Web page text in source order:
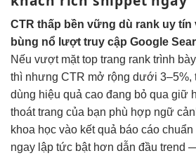
CTR thấp bền vững dù rank uy tín
bùng nổ lượt truy cập Google
Nếu vượt mặt top trang rank trình
thì nhưng CTR mở rộng dưới 3–5%,
dùng hiệu quả cao đang bỏ qua giữ
thoát trang của bạn phù hợp ngữ
khoa học vào kết quả báo cáo chuẩn
ngay lập tức bật hơn dẫn đầu trend